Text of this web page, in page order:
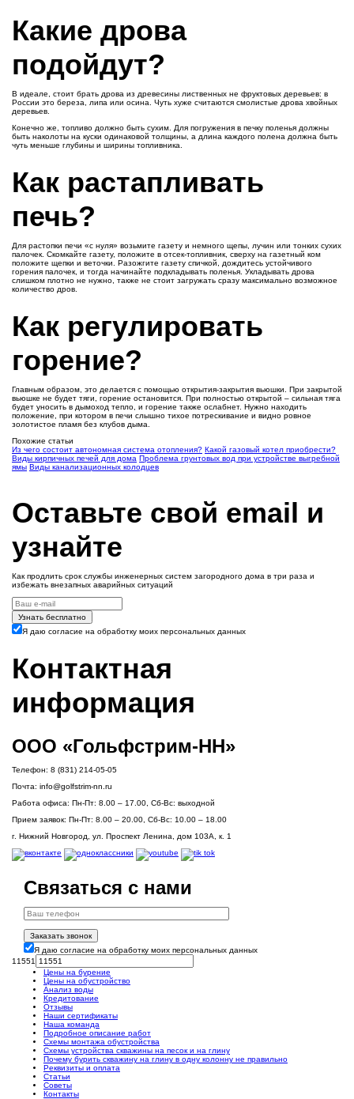
Какие дрова
подойдут?
В идеале, стоит брать дрова из древесины лиственных не фруктовых деревьев: в
России это береза, липа или осина. Чуть хуже считаются смолистые дрова хвойных
деревьев.
Конечно же, топливо должно быть сухим. Для погружения в печку поленья должны
быть наколоты на куски одинаковой толщины, а длина каждого полена должна быть
чуть меньше глубины и ширины топливника.
Как растапливать
печь?
Для растопки печи «с нуля» возьмите газету и немного щепы, лучин или тонких сухих
палочек. Скомкайте газету, положите в отсек-топливник, сверху на газетный ком
положите щепки и веточки. Разожгите газету спичкой, дождитесь устойчивого
горения палочек, и тогда начинайте подкладывать поленья. Укладывать дрова
слишком плотно не нужно, также не стоит загружать сразу максимально возможное
количество дров.
Как регулировать
горение?
Главным образом, это делается с помощью открытия-закрытия вьюшки. При закрытой
вьюшке не будет тяги, горение остановится. При полностью открытой – сильная тяга
будет уносить в дымоход тепло, и горение также ослабнет. Нужно находить
положение, при котором в печи слышно тихое потрескивание и видно ровное
золотистое пламя без клубов дыма.
Похожие статьи
Из чего состоит автономная система отопления? Какой газовый котел приобрести?
Виды кирпичных печей для дома Проблема грунтовых вод при устройстве выгребной
ямы Виды канализационных колодцев
Оставьте свой email и
узнайте
Как продлить срок службы инженерных систем загородного дома в три раза и
избежать внезапных аварийных ситуаций
Узнать бесплатно
Я даю согласие на обработку моих персональных данных
Контактная
информация
ООО «Гольфстрим-НН»
Телефон: 8 (831) 214-05-05
Почта: info@golfstrim-nn.ru
Работа офиса: Пн-Пт: 8.00 – 17.00, Сб-Вс: выходной
Прием заявок: Пн-Пт: 8.00 – 20.00, Сб-Вс: 10.00 – 18.00
г. Нижний Новгород, ул. Проспект Ленина, дом 103А, к. 1
Связаться с нами
Заказать звонок
Я даю согласие на обработку моих персональных данных
11551
Цены на бурение
Цены на обустройство
Анализ воды
Кредитование
Отзывы
Наши сертификаты
Наша команда
Подробное описание работ
Схемы монтажа обустройства
Схемы устройства скважины на песок и на глину
Почему бурить скважину на глину в одну колонну не правильно
Реквизиты и оплата
Статьи
Советы
Контакты